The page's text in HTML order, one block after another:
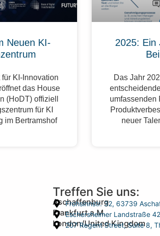
Neuen KI-
KI-Innovation
das House
(HoDT) offiziell
für KI
im Bertramshof
2025: Ein
Das Jahr
umfassenden
neuer
Treffen Sie uns:
Aschaffenburg
Frohsinnstr. 32, 63739
Frankfurt a.M.
Eschersheimer Landstraße
London/United Kingdom
207 Regent Street, Suite 8,